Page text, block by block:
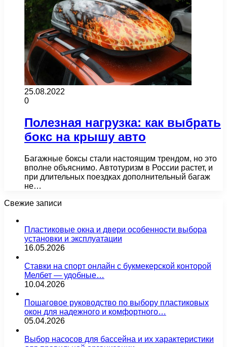
25.08.2022
0
Полезная нагрузка: как выбрать
бокс на крышу авто
Багажные боксы стали настоящим трендом, но это
вполне объяснимо. Автотуризм в России растет, и
при длительных поездках дополнительный багаж
не…
Свежие записи
Пластиковые окна и двери особенности выбора
установки и эксплуатации
16.05.2026
Ставки на спорт онлайн с букмекерской конторой
Мелбет — удобные…
10.04.2026
Пошаговое руководство по выбору пластиковых
окон для надежного и комфортного…
05.04.2026
Выбор насосов для бассейна и их характеристики